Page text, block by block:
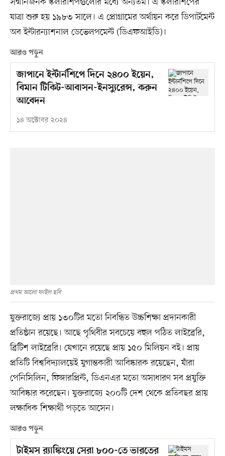
যাত্রা শুরু হয় ১৯৮৩ সালে। এ প্রোগ্রামের অর্থায়ন করে ডিপার্টমেন্ট
অব ইন্টারন্যাশনাল ডেভেলপমেন্ট (ডিএফআইডি)।
আরও পড়ুন
জাপানে ইন্টার্নশিপে দিনে ২৪০০ ইয়েন,
বিমান টিকিট-আবাসন-ইনস্যুরেন্স, করুন
আবেদন
১৪ অক্টোবর ২০২৪
প্রথম আলো ফাইল ছবি
যুক্তরাজ্যে প্রায় ১৩০টির মতো নিবন্ধিত উচ্চশিক্ষা প্রদানকারী
প্রতিষ্ঠান রয়েছে। আছে পৃথিবীর সবচেয়ে বহুল পঠিত লাইব্রেরি,
ব্রিটিশ লাইব্রেরি। যেখানে রয়েছে প্রায় ১৫০ মিলিয়ন বই। প্রায়
প্রতিটি বিশ্ববিদ্যালয়েই যুগান্তকারী আবিষ্কারক রয়েছেন, যাঁরা
পেনিসিলিন, ফিঙ্গারপ্রিন্ট, ডিএনএর মতো অসাধারণ সব প্রযুক্তি
আবিষ্কার করেছেন। যুক্তরাজ্যে ২০০টি দেশ থেকে প্রতিবছর প্রায়
লক্ষাধিক শিক্ষার্থী পড়তে আসেন।
আরও পড়ুন
টাইমস র‍্যাঙ্কিংয়ে সেরা ৮০০-তে ভারতের